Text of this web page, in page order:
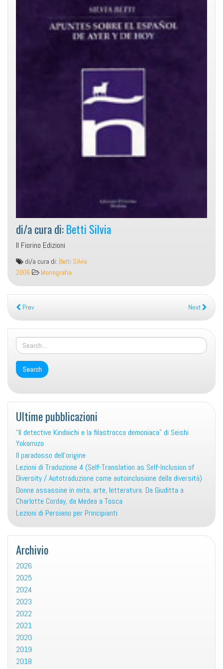
di/a cura di:Betti Silvia
Il Fiorino Edizioni
Apuntes
sobre
español
de
y
de
hoy
di/a cura di: Betti Silvia
2006
Monografia
Prev Next
Ultime pubblicazioni
“Il detective Kindaichi e la filastrocca demoniaca” di Seishi
Yokomizo
Il paradosso dell’origine
Lezioni di Traduzione 4 (Self-Translation as Self-Inclusion of
Diversity / Autotraduzione come autoinclusione della diversità)
Donne assassine in mito, arte, letteratura. Da Giuditta a
Charlotte Corday, da Medea a Tosca
Lezioni di Persiano per Principianti
Archivio
2026
2025
2024
2023
2022
2021
2020
2019
2018